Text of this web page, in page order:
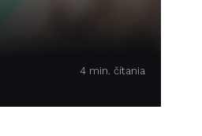
4 min. čítania